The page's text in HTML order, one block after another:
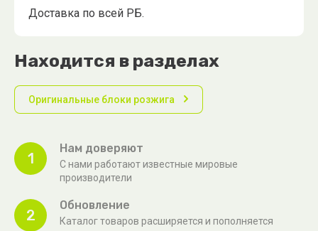
Доставка по всей РБ.
Находится в разделах
Оригинальные блоки розжига
1
Нам доверяют
С нами работают известные мировые
производители
2
Обновление
Каталог товаров расширяется и пополняется